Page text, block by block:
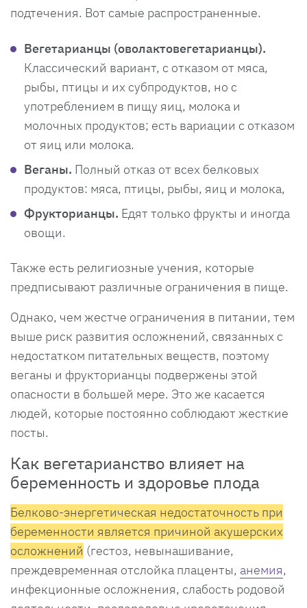
подтечения. Вот самые распространенные.
Вегетарианцы (оволактовегетарианцы).
Классический вариант, с отказом от мяса,
рыбы, птицы и их субпродуктов, но с
употреблением в пищу яиц, молока и
молочных продуктов; есть вариации с отказом
от яиц или молока.
Веганы. Полный отказ от всех белковых
продуктов: мяса, птицы, рыбы, яиц и молока,
Фрукторианцы. Едят только фрукты и иногда
овощи.
Также есть религиозные учения, которые
предписывают различные ограничения в пище.
Однако, чем жестче ограничения в питании, тем
выше риск развития осложнений, связанных с
недостатком питательных веществ, поэтому
веганы и фрукторианцы подвержены этой
опасности в большей мере. Это же касается
людей, которые постоянно соблюдают жесткие
посты.
Как вегетарианство влияет на
беременность и здоровье плода
Белково-энергетическая недостаточность при
беременности является причиной акушерских
осложнений (гестоз, невынашивание,
преждевременная отслойка плаценты, анемия,
инфекционные осложнения, слабость родовой